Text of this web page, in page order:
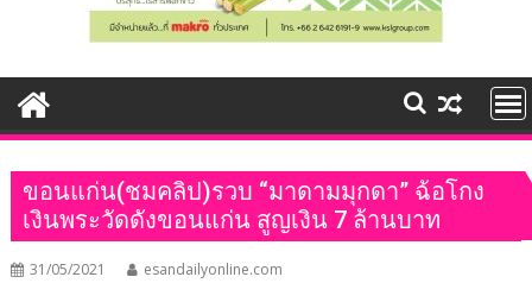
ขอนแก่น(ชมคลิป)รวบ “มาดามมุกดา” ฉ้อโกง
เงินพระวัดดังขอนแก่น สูญเงิน 7 ล้านบาท
31/05/2021 esandailyonline.com